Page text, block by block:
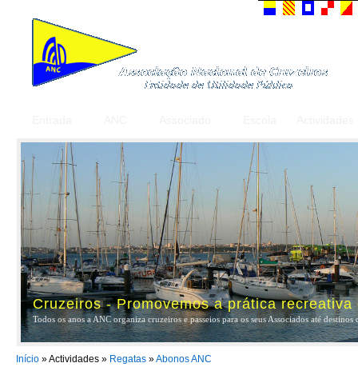
Cruzeiros - Promovemos a prática
Todos os anos a ANC organiza cruzeiros e passeios para os seus Associados até
You are here
Início » Actividades » Regatas » Abonos ANC